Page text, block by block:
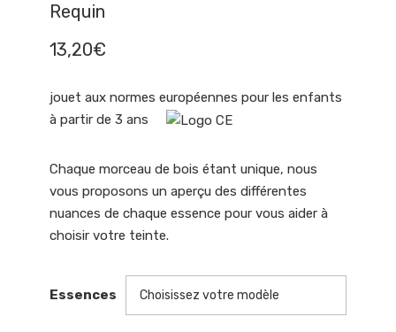
Requin
13,20€
jouet aux normes européennes pour les enfants
à partir de 3 ans
Chaque morceau de bois étant unique, nous
vous proposons un aperçu des différentes
nuances de chaque essence pour vous aider à
choisir votre teinte.
Essences